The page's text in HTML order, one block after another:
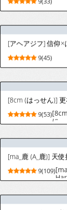
9(109)
到
[きるきん]今日の美
[Kill
5(160)
[♀こみ] セイア乳首
4(17)[♀